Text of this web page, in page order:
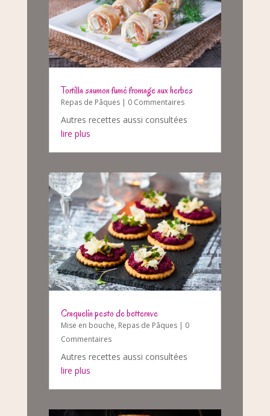
Tortilla saumon fumé fromage aux herbes
Repas de Pâques| 0 Commentaires
Autres recettes aussi consultées
lire plus
Craquelin pesto de betterave
Mise en bouche, Repas de Pâques| 0
Commentaires
Autres recettes aussi consultées
lire plus